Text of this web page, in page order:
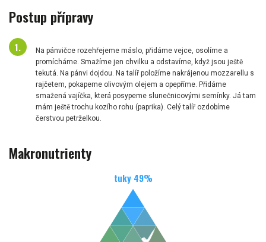
Postup přípravy
Na pánvičce rozehřejeme máslo, přidáme vejce, osolíme a
promícháme. Smažíme jen chvilku a odstavíme, když jsou ještě
tekutá. Na pánvi dojdou. Na talíř položíme nakrájenou mozzarellu s
rajčetem, pokapeme olivovým olejem a opepříme. Přidáme
smažená vajíčka, která posypeme slunečnicovými semínky. Já tam
mám ještě trochu kozího rohu (paprika). Celý talíř ozdobíme
čerstvou petrželkou.
Makronutrienty
tuky 49%